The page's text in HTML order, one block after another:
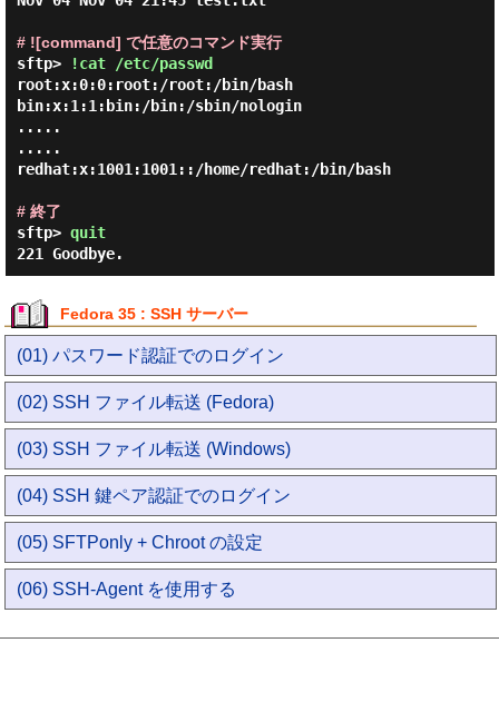
# ![command] で任意のコマンド実行
sftp>
!cat /etc/passwd
root:x:0:0:root:/root:/bin/bash
bin:x:1:1:bin:/bin:/sbin/nologin
.....
.....
redhat:x:1001:1001::/home/redhat:/bin/bash
# 終了
sftp> quit
Fedora 35 : SSH サーバー
(01) パスワード認証でのログイン
(02) SSH ファイル転送 (Fedora)
(03) SSH ファイル転送 (Windows)
(04) SSH 鍵ペア認証でのログイン
(05) SFTPonly + Chroot の設定
(06) SSH-Agent を使用する